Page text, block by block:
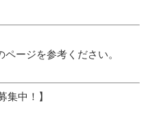
ージを参考ください。
集中！】